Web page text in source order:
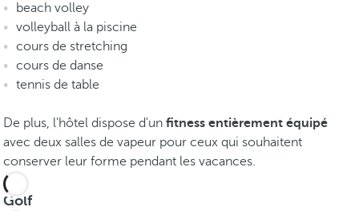
beach volley
volleyball à la piscine
cours de stretching
cours de danse
tennis de table
De plus, l'hôtel dispose d'un fitness entièrement équipé
avec deux salles de vapeur pour ceux qui souhaitent
conserver leur forme pendant les vacances.
Golf